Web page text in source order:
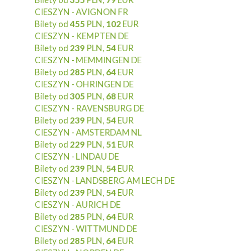
CIESZYN - AVIGNON FR
Bilety od455 PLN, 102EUR
CIESZYN - KEMPTEN DE
Bilety od 239 PLN, 54EUR
CIESZYN - MEMMINGEN DE
Bilety od 285 PLN, 64EUR
CIESZYN - OHRINGEN DE
Bilety od305 PLN, 68EUR
CIESZYN - RAVENSBURG DE
Bilety od 239 PLN, 54EUR
CIESZYN - AMSTERDAM NL
Bilety od 229 PLN, 51 EUR
CIESZYN - LINDAU DE
Bilety od 239 PLN, 54EUR
CIESZYN - LANDSBERG AM LECH DE
Bilety od 239 PLN, 54EUR
CIESZYN - AURICH DE
Bilety od 285 PLN, 64EUR
CIESZYN - WITTMUND DE
Bilety od 285 PLN, 64EUR